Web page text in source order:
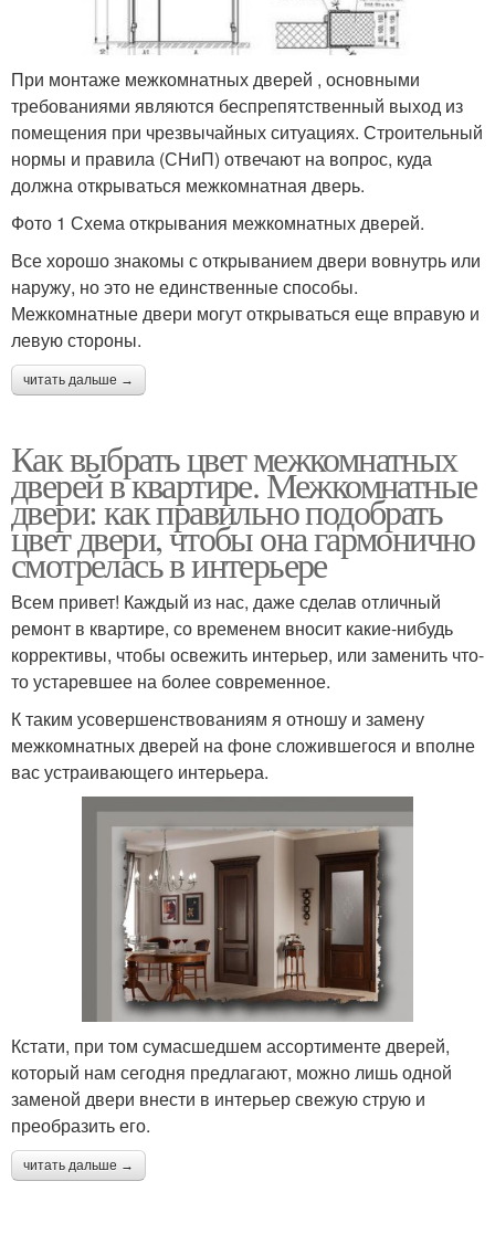
При монтаже межкомнатных дверей , основными
требованиями являются беспрепятственный выход из
помещения при чрезвычайных ситуациях. Строительный
нормы и правила (СНиП) отвечают на вопрос, куда
должна открываться межкомнатная дверь.
Фото 1 Схема открывания межкомнатных дверей.
Все хорошо знакомы с открыванием двери вовнутрь или
наружу, но это не единственные способы.
Межкомнатные двери могут открываться еще вправую и
левую стороны.
читать дальше →
Как выбрать цвет межкомнатных
дверей в квартире. Межкомнатные
двери: как правильно подобрать
цвет двери, чтобы она гармонично
смотрелась в интерьере
Всем привет! Каждый из нас, даже сделав отличный
ремонт в квартире, со временем вносит какие-нибудь
коррективы, чтобы освежить интерьер, или заменить что-
то устаревшее на более современное.
К таким усовершенствованиям я отношу и замену
межкомнатных дверей на фоне сложившегося и вполне
вас устраивающего интерьера.
Кстати, при том сумасшедшем ассортименте дверей,
который нам сегодня предлагают, можно лишь одной
заменой двери внести в интерьер свежую струю и
преобразить его.
читать дальше →